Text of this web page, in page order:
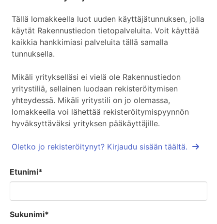
Tällä lomakkeella luot uuden käyttäjätunnuksen, jolla
käytät Rakennustiedon tietopalveluita. Voit käyttää
kaikkia hankkimiasi palveluita tällä samalla
tunnuksella.
Mikäli yritykselläsi ei vielä ole Rakennustiedon
yritystiliä, sellainen luodaan rekisteröitymisen
yhteydessä. Mikäli yritystili on jo olemassa,
lomakkeella voi lähettää rekisteröitymispyynnön
hyväksyttäväksi yrityksen pääkäyttäjille.
Oletko jo rekisteröitynyt? Kirjaudu sisään täältä.
Etunimi*
Sukunimi*